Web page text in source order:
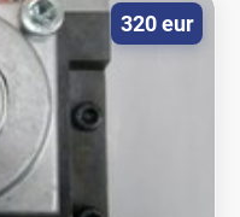
320 eur